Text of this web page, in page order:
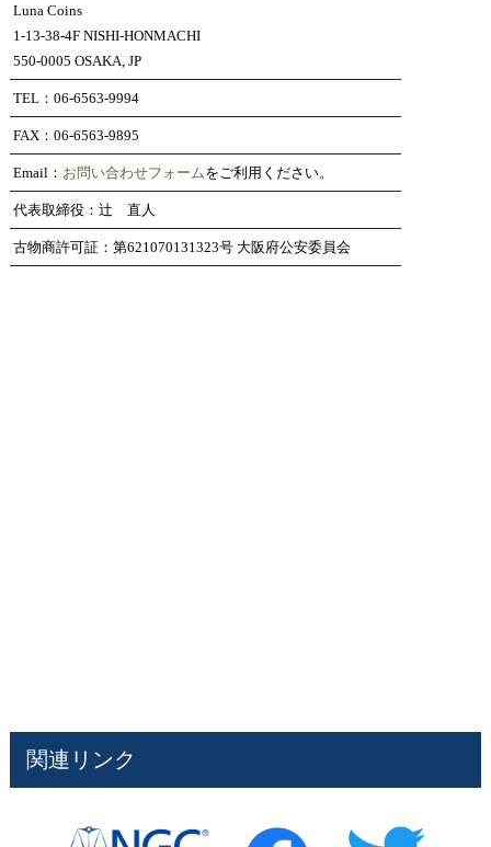
Luna Coins
1-13-38-4F NISHI-HONMACHI
550-0005 OSAKA, JP
TEL：06-6563-9994
FAX：06-6563-9895
Email： お問い合わせフォームをご利用ください。
代表取締役：辻 直人
古物商許可証：第621070131323号 大阪府公安委員会
関連リンク